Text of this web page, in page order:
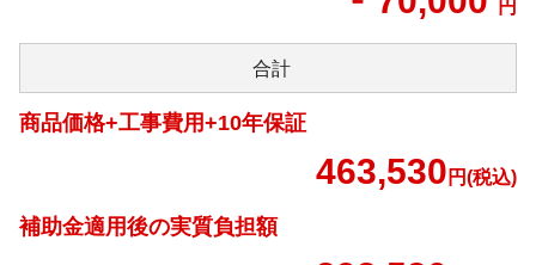
円
合計
商品価格+工事費用+10年保証
463,530 円(税込)
補助金適用後の実質負担額